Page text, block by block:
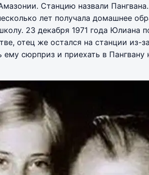
Станцию назвали
лет получала домашнее
23 декабря 1971 года Юлиана
отец же остался на станции из-
сюрприз и приехать в Пангвану